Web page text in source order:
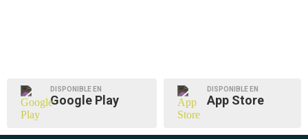
DISPONIBLE EN
Google Play
DISPONIBLE EN
App Store